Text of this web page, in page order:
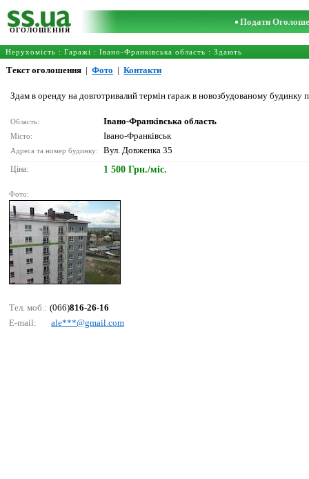
ОГОЛОШЕННЯ
Подати
Нерухомість : Гаражі : Івано-Франківська область : Здають
Текст оголошення | Фото | Контакти
Здам в оренду на довготривалий термін гараж в новозбудованому
Область: Івано-Франківська область
Місто: Івано-Франківськ
Адреса та номер будинку: Вул. Довженка 35
Ціна: 1 500 Грн./міс.
Фото:
Тел. моб.: (066)816-26-16
E-mail:
аlе***@gmаil.соm